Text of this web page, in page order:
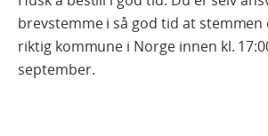
brevstemme i så god tid at
riktig kommune i Norge innen kl.
september.